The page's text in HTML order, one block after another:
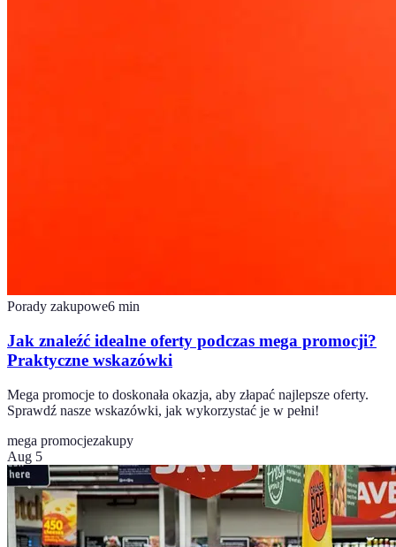
Porady zakupowe6 min
Jak znaleźć idealne oferty podczas mega promocji?
Praktyczne wskazówki
Mega promocje to doskonała okazja, aby złapać najlepsze oferty.
Sprawdź nasze wskazówki, jak wykorzystać je w pełni!
mega promocjezakupy
Aug 5